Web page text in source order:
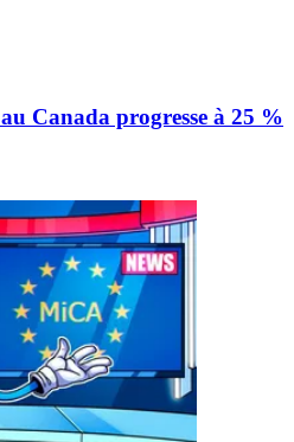
Canada progresse à 25 %